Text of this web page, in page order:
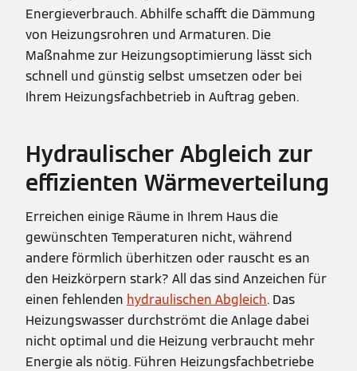
Energieverbrauch. Abhilfe schafft die Dämmung
von Heizungsrohren und Armaturen. Die
Maßnahme zur Heizungsoptimierung lässt sich
schnell und günstig selbst umsetzen oder bei
Ihrem Heizungsfachbetrieb in Auftrag geben.
Hydraulischer Abgleich zur
effizienten Wärmeverteilung
Erreichen einige Räume in Ihrem Haus die
gewünschten Temperaturen nicht, während
andere förmlich überhitzen oder rauscht es an
den Heizkörpern stark? All das sind Anzeichen für
einen fehlenden hydraulischen Abgleich. Das
Heizungswasser durchströmt die Anlage dabei
nicht optimal und die Heizung verbraucht mehr
Energie als nötig. Führen Heizungsfachbetriebe